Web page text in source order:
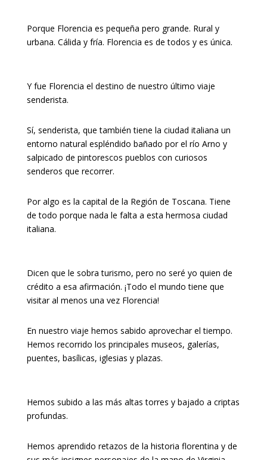
Porque Florencia es pequeña pero grande. Rural y
urbana. Cálida y fría. Florencia es de todos y es única.
Y fue Florencia el destino de nuestro último viaje
senderista.
Sí, senderista, que también tiene la ciudad italiana un
entorno natural espléndido bañado por el río Arno y
salpicado de pintorescos pueblos con curiosos
senderos que recorrer.
Por algo es la capital de la Región de Toscana. Tiene
de todo porque nada le falta a esta hermosa ciudad
italiana.
Dicen que le sobra turismo, pero no seré yo quien de
crédito a esa afirmación. ¡Todo el mundo tiene que
visitar al menos una vez Florencia!
En nuestro viaje hemos sabido aprovechar el tiempo.
Hemos recorrido los principales museos, galerías,
puentes, basílicas, iglesias y plazas.
Hemos subido a las más altas torres y bajado a criptas
profundas.
Hemos aprendido retazos de la historia florentina y de